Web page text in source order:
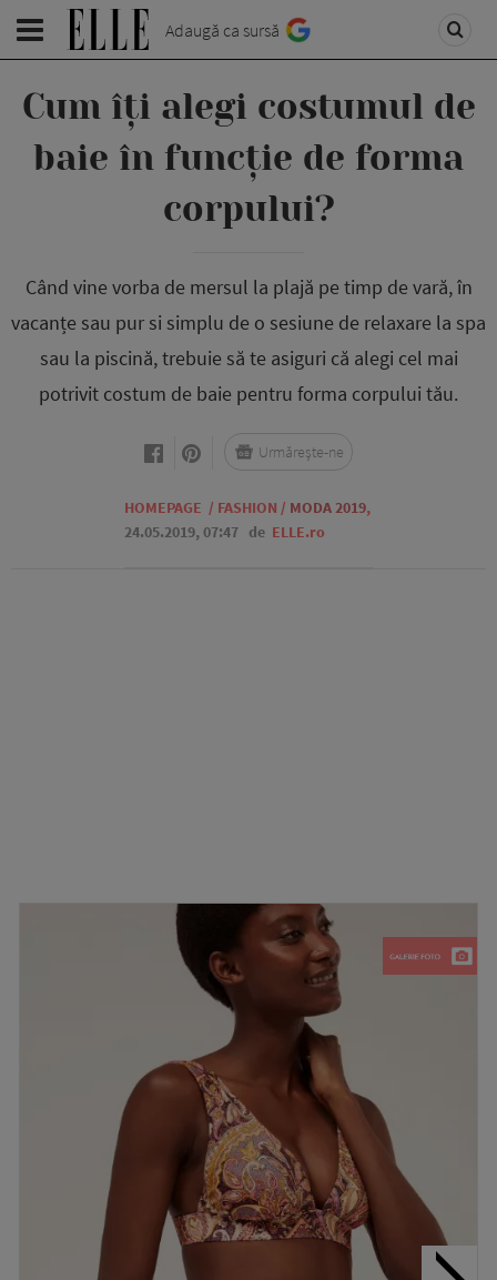
Adaugă ca sursă
Cum îți alegi costumul de
baie în funcție de forma
corpului?
Când vine vorba de mersul la plajă pe timp de vară, în
vacanțe sau pur si simplu de o sesiune de relaxare la spa
sau la piscină, trebuie să te asiguri că alegi cel mai
potrivit costum de baie pentru forma corpului tău.
HOMEPAGE / FASHION / MODA 2019,
24.05.2019, 07:47 de ELLE.ro
Urmărește-ne